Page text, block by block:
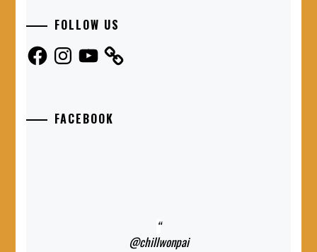
FOLLOW US
FacebookInstagramYouTube
FACEBOOK
@chillwonpai